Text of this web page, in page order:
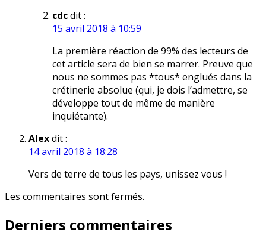
cdcdit :
15 avril 2018 à 10:59
La première réaction de 99% des lecteurs de
cet article sera de bien se marrer. Preuve que
nous ne sommes pas *tous* englués dans la
crétinerie absolue (qui, je dois l’admettre, se
développe tout de même de manière
inquiétante).
Alexdit :
14 avril 2018 à 18:28
Vers de terre de tous les pays, unissez vous !
Les commentaires sont fermés.
Derniers commentaires